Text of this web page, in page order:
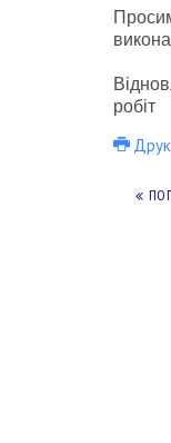
робіт
Друк